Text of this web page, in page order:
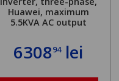
Huawei, maximum
5.5KVA AC output
630894lei